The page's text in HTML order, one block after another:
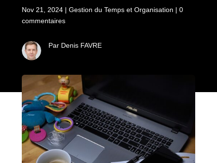
Nov 21, 2024| Gestion du Temps et Organisation | 0
commentaires
Par Denis FAVRE